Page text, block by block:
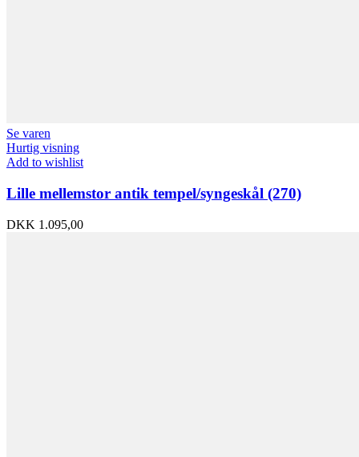
Se varen
Hurtig visning
Add to wishlist
Lille mellemstor antik tempel/syngeskål (270)
DKK 1.095,00